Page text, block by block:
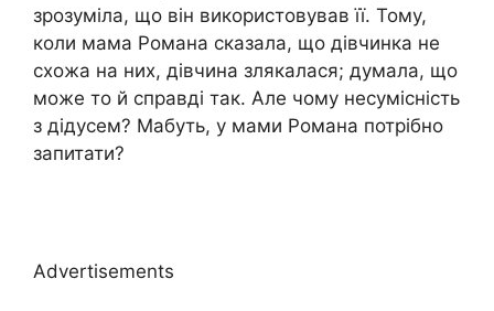
зрозуміла, що він використовував її. Тому,
коли мама Романа сказала, що дівчинка не
схожа на них, дівчина злякалася; думала, що
може то й справді так. Але чому несумісність
з дідусем? Мабуть, у мами Романа потрібно
запитати?
Advertisements